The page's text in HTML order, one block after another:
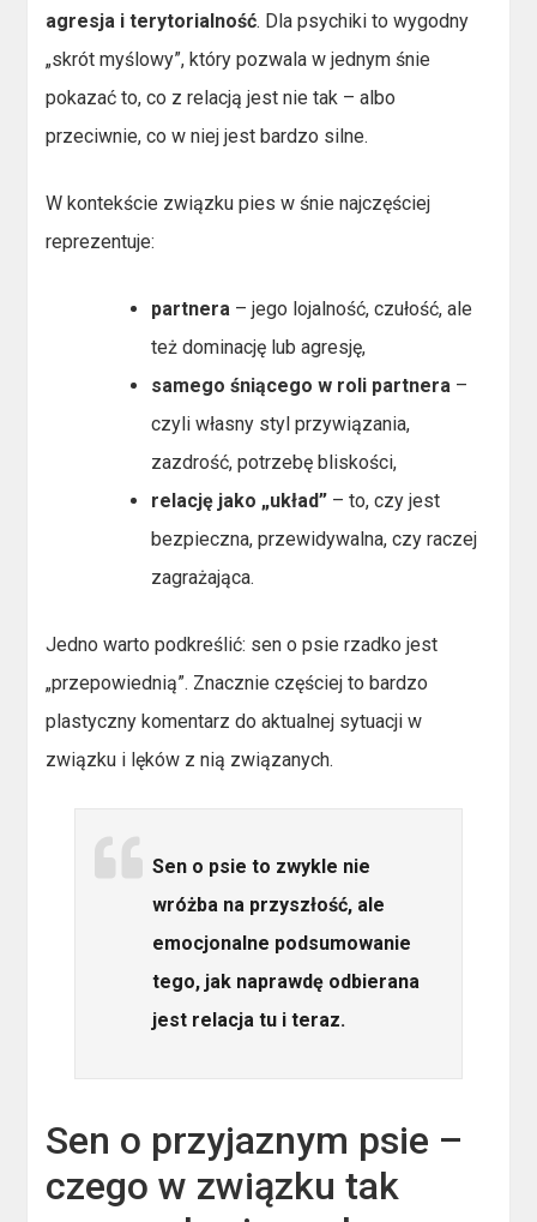
agresja i terytorialność. Dla psychiki to wygodny
„skrót myślowy”, który pozwala w jednym śnie
pokazać to, co z relacją jest nie tak – albo
przeciwnie, co w niej jest bardzo silne.
W kontekście związku pies w śnie najczęściej
reprezentuje:
partnera – jego lojalność, czułość, ale
też dominację lub agresję,
samego śniącego w roli partnera –
czyli własny styl przywiązania,
zazdrość, potrzebę bliskości,
relację jako „układ” – to, czy jest
bezpieczna, przewidywalna, czy raczej
zagrażająca.
Jedno warto podkreślić: sen o psie rzadko jest
„przepowiednią”. Znacznie częściej to bardzo
plastyczny komentarz do aktualnej sytuacji w
związku i lęków z nią związanych.
Sen o psie to zwykle nie
wróżba na przyszłość, ale
emocjonalne podsumowanie
tego, jak naprawdę odbierana
jest relacja tu i teraz.
Sen o przyjaznym psie –
czego w związku tak